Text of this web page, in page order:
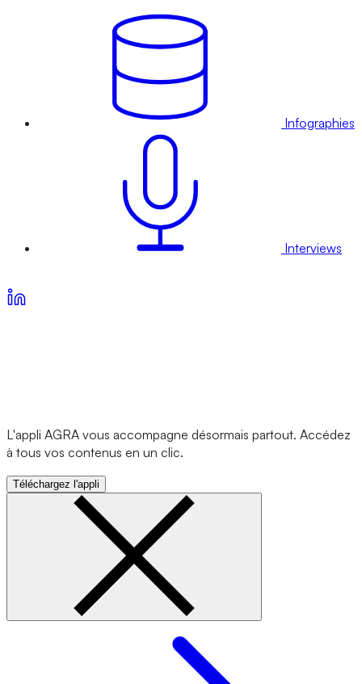
Infographies
Interviews
L'appli AGRA vous accompagne désormais partout. Accédez
à tous vos contenus en un clic.
Téléchargez l'appli